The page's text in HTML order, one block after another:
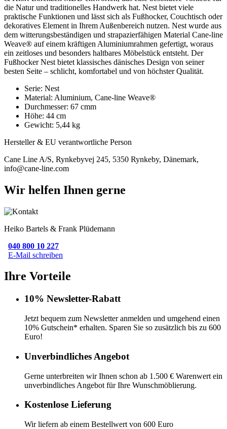
die Natur und traditionelles Handwerk hat. Nest bietet viele
praktische Funktionen und lässt sich als Fußhocker, Couchtisch oder
dekoratives Element in Ihrem Außenbereich nutzen. Nest wurde aus
dem witterungsbeständigen und strapazierfähigen Material Cane-line
Weave® auf einem kräftigen Aluminiumrahmen gefertigt, woraus
ein zeitloses und besonders haltbares Möbelstück entsteht. Der
Fußhocker Nest bietet klassisches dänisches Design von seiner
besten Seite – schlicht, komfortabel und von höchster Qualität.
Serie: Nest
Material: Aluminium, Cane-line Weave®
Durchmesser: 67 cmm
Höhe: 44 cm
Gewicht: 5,44 kg
Hersteller & EU verantwortliche Person
Cane Line A/S, Rynkebyvej 245, 5350 Rynkeby, Dänemark,
info@cane-line.com
Wir helfen Ihnen gerne
Heiko Bartels & Frank Plüdemann
040 800 10 227
E-Mail schreiben
Ihre Vorteile
10% Newsletter-Rabatt
Jetzt bequem zum Newsletter anmelden und umgehend einen
10% Gutschein* erhalten. Sparen Sie so zusätzlich bis zu 600
Euro!
Unverbindliches Angebot
Gerne unterbreiten wir Ihnen schon ab 1.500 € Warenwert ein
unverbindliches Angebot für Ihre Wunschmöblierung.
Kostenlose Lieferung
Wir liefern ab einem Bestellwert von 600 Euro